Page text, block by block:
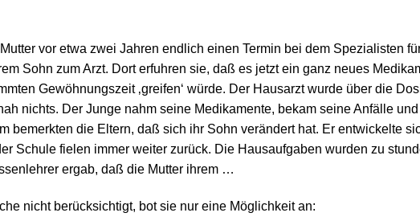
vor etwa zwei Jahren endlich einen Termin bei dem Spezialisten
Sohn zum Arzt. Dort erfuhren sie, daß es jetzt ein ganz neues
Gewöhnungszeit ‚greifen‘ würde. Der Hausarzt wurde über die
nichts. Der Junge nahm seine Medikamente, bekam seine Anfälle
bemerkten die Eltern, daß sich ihr Sohn verändert hat. Er entwickelte
Schule fielen immer weiter zurück. Die Hausaufgaben wurden zu
ergab, daß die Mutter ihrem …
nicht berücksichtigt, bot sie nur eine Möglichkeit an: